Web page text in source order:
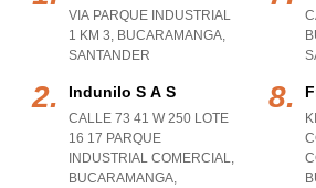
VIA PARQUE INDUSTRIAL
1 KM 3, BUCARAMANGA,
SANTANDER
Indunilo S A S
CALLE 73 41 W 250 LOTE
16 17 PARQUE
INDUSTRIAL COMERCIAL,
BUCARAMANGA,